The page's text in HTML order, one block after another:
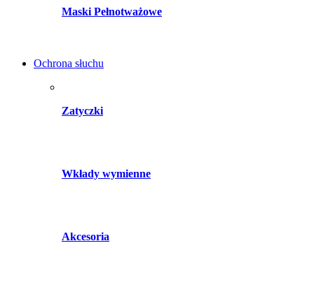
Maski Pełnotważowe
Ochrona słuchu
Zatyczki
Wkłady wymienne
Akcesoria